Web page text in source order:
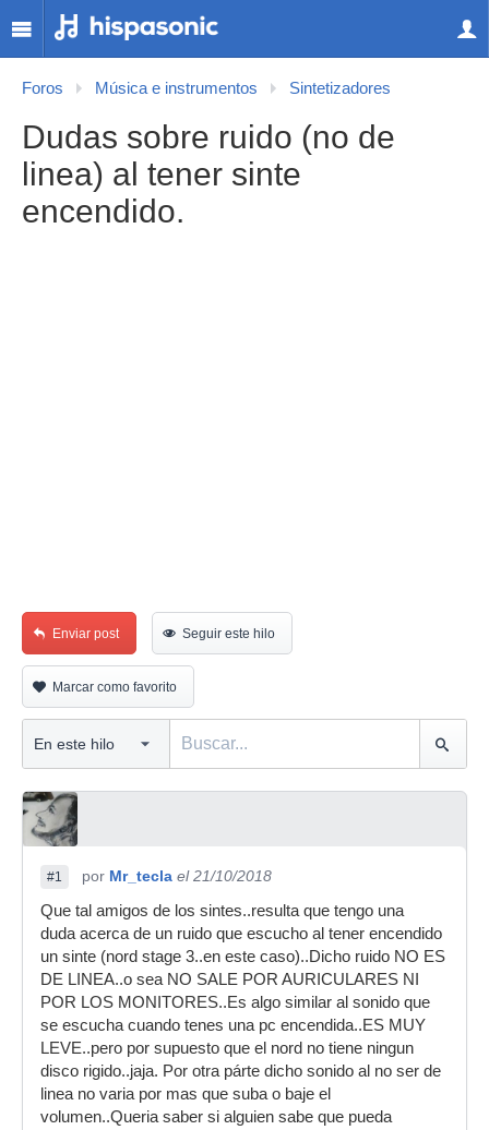
Foros Música e instrumentos Sintetizadores
Dudas sobre ruido (no de
linea) al tener sinte
encendido.
Enviar post Seguir este hilo
Marcar como favorito
#1 por Mr_tecla el 21/10/2018
Que tal amigos de los sintes..resulta que tengo una
duda acerca de un ruido que escucho al tener encendido
un sinte (nord stage 3..en este caso)..Dicho ruido NO ES
DE LINEA..o sea NO SALE POR AURICULARES NI
POR LOS MONITORES..Es algo similar al sonido que
se escucha cuando tenes una pc encendida..ES MUY
LEVE..pero por supuesto que el nord no tiene ningun
disco rigido..jaja. Por otra párte dicho sonido al no ser de
linea no varia por mas que suba o baje el
volumen..Queria saber si alguien sabe que pueda